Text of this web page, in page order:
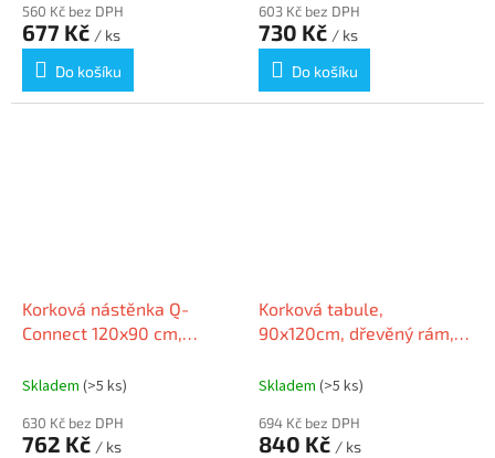
560 Kč bez DPH
677 Kč / ks
Do košíku
603 Kč bez DPH
730 Kč / ks
Do košíku
Korková nástěnka Q-
Connect 120x90 cm,
Skladem (>5 ks)
630 Kč bez DPH
762 Kč / ks
Korková tabule,
90x120cm, dřevěný rám,
Skladem (>5 ks)
694 Kč bez DPH
840 Kč / ks